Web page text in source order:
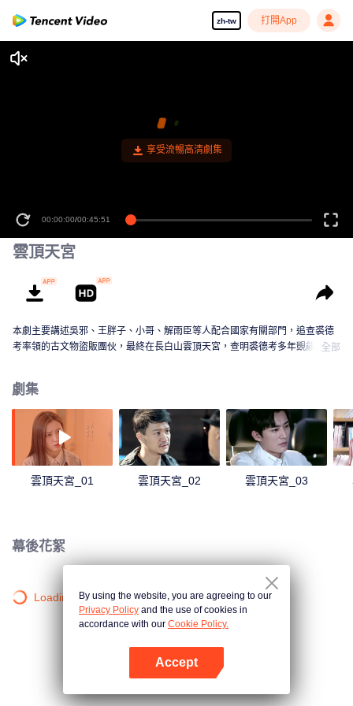
zh-tw 打開App
享受流暢高清劇集
00:00:00/00:45:51
雲頂天宮
本劇主要講述吳邪、王胖子、小哥、解雨臣等人配合國家有關部門，追查裘德
考率領的古文物盜販團伙，最終在長白山雲頂天宮，查明裘德考多年覬覦國寶
全部
劇集
雲頂天宮_01 雲頂天宮_02 雲頂天宮_03
幕後花絮
Loading…By using the website, you are agreeing to our
Privacy Policy and the use of cookies in
accordance with our Cookie Policy.
Accept